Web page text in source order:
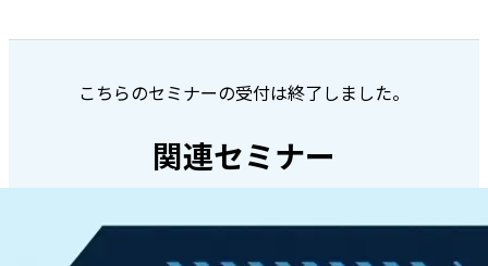
こちらのセミナーの受付は終了しました。
関連セミナー